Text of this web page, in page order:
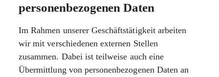
personenbezogenen Daten
Im Rahmen unserer Geschäftstätigkeit arbeiten
wir mit verschiedenen externen Stellen
zusammen. Dabei ist teilweise auch eine
Übermittlung von personenbezogenen Daten an